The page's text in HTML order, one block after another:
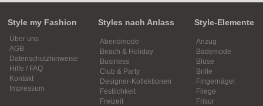
Style my Fashion
Über uns
AGB
Datenschutzhinweise
Hilfe / FAQ
Kontakt
Impressum
Styles nach Anlass
Abendmode
Beach & Holiday
Business
Club & Party
Designer-Kollektionen
Festlichkeit
Freizeit
Style-Elemente
Anzug
Bademode
Bluse
Brille
Fingernägel
Fliege
Frisur